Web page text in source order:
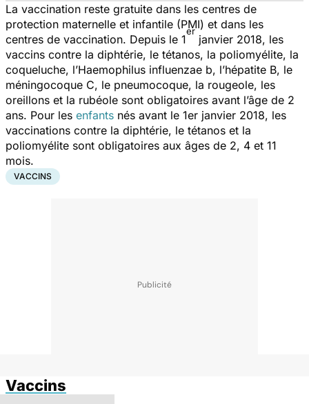
La vaccination reste gratuite dans les centres de
protection maternelle et infantile (PMI) et dans les
centres de vaccination. Depuis le 1
er
janvier 2018, les
vaccins contre la diphtérie, le tétanos, la poliomyélite, la
coqueluche, l’Haemophilus influenzae b, l’hépatite B, le
méningocoque C, le pneumocoque, la rougeole, les
oreillons et la rubéole sont obligatoires avant l’âge de 2
ans. Pour les enfants nés avant le 1er janvier 2018, les
vaccinations contre la diphtérie, le tétanos et la
poliomyélite sont obligatoires aux âges de 2, 4 et 11
mois.
VACCINS
Vaccins